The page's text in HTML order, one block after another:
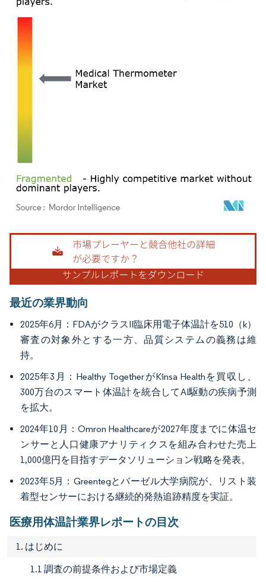
画像 © Mordor Intelligence。再利用にはCC BY 4.0の表示が必要です。
最近の業界動向
2025年6月：FDAがクラスII臨床用電子体温計を510（k）
審査の対象外とする一方、品質システムの義務は維
持。
2025年3月：Healthy TogetherがKinsa Healthを買収し、
300万台のスマート体温計を統合してAI駆動の疾病予測
を拡大。
2024年10月：Omron Healthcareが2027年度までに体温セ
ンサーと人口健康アナリティクスを組み合わせた売上
1,000億円を目指すデータソリューション戦略を発表。
2023年5月：Greentegとバーゼル大学病院が、リスト装
着型センサーにおける継続的発熱追跡精度を実証。
医療用体温計業界レポートの目次
1. はじめに
1.1 調査の前提条件および市場定義